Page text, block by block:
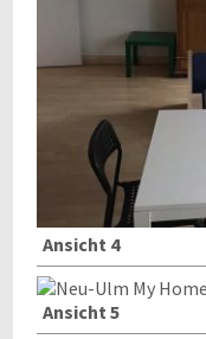
Ansicht 4
Ansicht 5